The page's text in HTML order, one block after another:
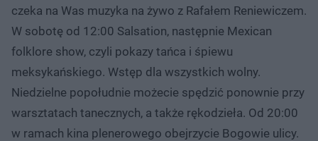
czeka na Was muzyka na żywo z Rafałem Reniewiczem.
W sobotę od 12:00 Salsation, następnie Mexican
folklore show, czyli pokazy tańca i śpiewu
meksykańskiego. Wstęp dla wszystkich wolny.
Niedzielne popołudnie możecie spędzić ponownie przy
warsztatach tanecznych, a także rękodzieła. Od 20:00
w ramach kina plenerowego obejrzycie Bogowie ulicy.